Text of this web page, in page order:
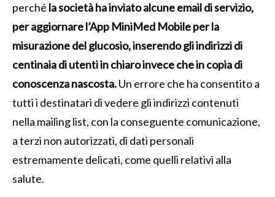
perché la società ha inviato alcune email di servizio,
per aggiornare l’App MiniMed Mobile per la
misurazione del glucosio, inserendo gli indirizzi di
centinaia di utenti in chiaro invece che in copia di
conoscenza nascosta.Un errore che ha consentito a
tutti i destinatari di vedere gli indirizzi contenuti
nella mailing list, con la conseguente comunicazione,
a terzi non autorizzati, di dati personali
estremamente delicati, come quelli relativi alla
salute.